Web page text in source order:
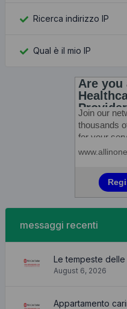
Ricerca indirizzo IP
Qual è il mio IP
messaggi recenti
Le tempeste
August 6, 2026
Appartamento